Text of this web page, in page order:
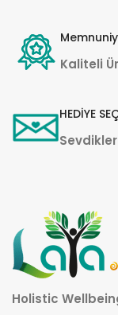
Kaliteli
HEDİYE
Holistic